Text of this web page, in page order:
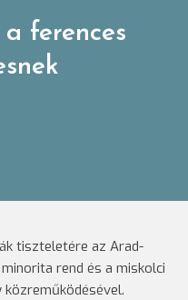
ferences
tiszteletére az Arad-
rend és a miskolci